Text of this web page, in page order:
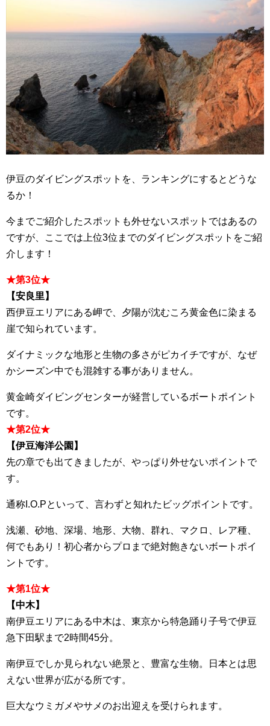
伊豆のダイビングスポットを、ランキングにするとどうな
るか！
今までご紹介したスポットも外せないスポットではあるの
ですが、ここでは上位3位までのダイビングスポットをご紹
介します！
★第3位★
【安良里】
西伊豆エリアにある岬で、夕陽が沈むころ黄金色に染まる
崖で知られています。
ダイナミックな地形と生物の多さがピカイチですが、なぜ
かシーズン中でも混雑する事がありません。
黄金崎ダイビングセンターが経営しているボートポイント
です。
★第2位★
【伊豆海洋公園】
先の章でも出てきましたが、やっぱり外せないポイントで
す。
通称I.O.Pといって、言わずと知れたビッグポイントです。
浅瀬、砂地、深場、地形、大物、群れ、マクロ、レア種、
何でもあり！初心者からプロまで絶対飽きないボートポイ
ントです。
★第1位★
【中木】
南伊豆エリアにある中木は、東京から特急踊り子号で伊豆
急下田駅まで2時間45分。
南伊豆でしか見られない絶景と、豊富な生物。日本とは思
えない世界が広がる所です。
巨大なウミガメやサメのお出迎えを受けられます。